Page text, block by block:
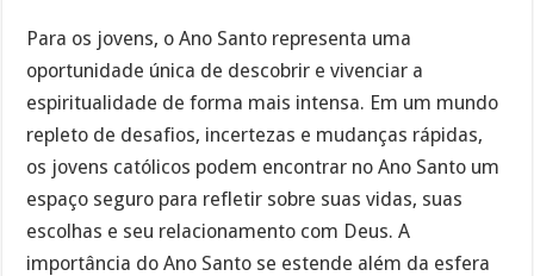
Para os jovens, o Ano Santo representa uma
oportunidade única de descobrir e vivenciar a
espiritualidade de forma mais intensa. Em um mundo
repleto de desafios, incertezas e mudanças rápidas,
os jovens católicos podem encontrar no Ano Santo um
espaço seguro para refletir sobre suas vidas, suas
escolhas e seu relacionamento com Deus. A
importância do Ano Santo se estende além da esfera